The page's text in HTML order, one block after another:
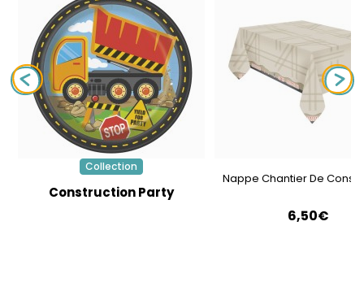
Collection
Construction Party
Nappe Chantier De
6,50€